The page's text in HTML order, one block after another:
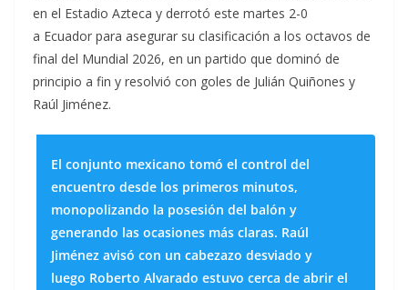
en el Estadio Azteca y derrotó este martes 2-0
a Ecuador para asegurar su clasificación a los octavos de
final del Mundial 2026, en un partido que dominó de
principio a fin y resolvió con goles de Julián Quiñones y
Raúl Jiménez.
El conjunto mexicano tomó el control del
encuentro desde los primeros minutos,
monopolizando la posesión del balón y
generando las ocasiones más claras. Raúl
Jiménez avisó con un cabezazo desviado y
luego Roberto Alvarado estuvo cerca de abrir el